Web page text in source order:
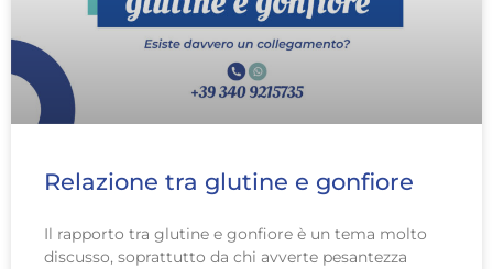
Relazione tra glutine e gonfiore
Il rapporto tra glutine e gonfiore è un tema molto
discusso, soprattutto da chi avverte pesantezza